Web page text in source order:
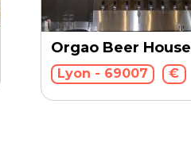
Orgao Beer House
Lyon - 69007 €